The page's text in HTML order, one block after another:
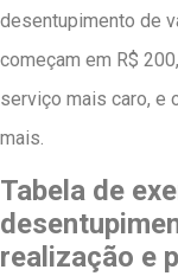
desentupimento de
começam em R$
serviço mais caro, e
mais.
Tabela de
realização e